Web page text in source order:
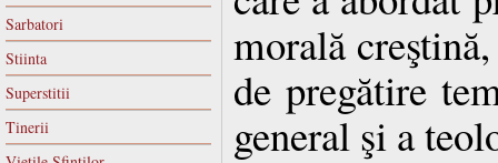
Sarbatori
Stiinta
Superstitii
Tinerii
morală
de pregătire
general şi a